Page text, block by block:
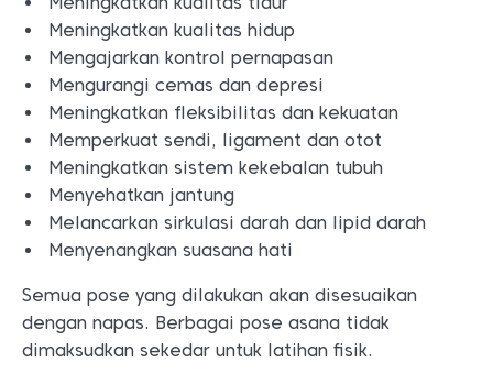
Meningkatkan kualitas hidup
Mengajarkan kontrol pernapasan
Mengurangi cemas dan depresi
Meningkatkan fleksibilitas dan kekuatan
Memperkuat sendi, ligament dan otot
Meningkatkan sistem kekebalan tubuh
Menyehatkan jantung
Melancarkan sirkulasi darah dan lipid darah
Menyenangkan suasana hati
Semua pose yang dilakukan akan disesuaikan
dengan napas. Berbagai pose asana tidak
dimaksudkan sekedar untuk latihan fisik.